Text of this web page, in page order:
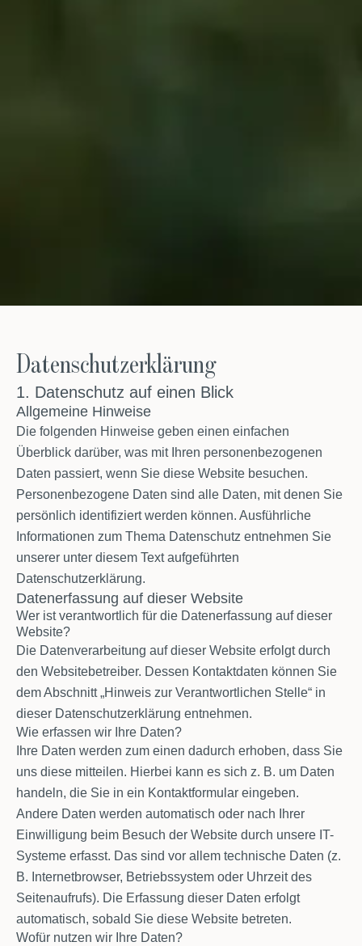
Datenschutzerklärung
1. Datenschutz auf einen Blick
Allgemeine Hinweise
Die folgenden Hinweise geben einen einfachen
Überblick darüber, was mit Ihren personenbezogenen
Daten passiert, wenn Sie diese Website besuchen.
Personenbezogene Daten sind alle Daten, mit denen Sie
persönlich identifiziert werden können. Ausführliche
Informationen zum Thema Datenschutz entnehmen Sie
unserer unter diesem Text aufgeführten
Datenschutzerklärung.
Datenerfassung auf dieser Website
Wer ist verantwortlich für die Datenerfassung auf dieser
Website?
Die Datenverarbeitung auf dieser Website erfolgt durch
den Websitebetreiber. Dessen Kontaktdaten können Sie
dem Abschnitt „Hinweis zur Verantwortlichen Stelle“ in
dieser Datenschutzerklärung entnehmen.
Wie erfassen wir Ihre Daten?
Ihre Daten werden zum einen dadurch erhoben, dass Sie
uns diese mitteilen. Hierbei kann es sich z. B. um Daten
handeln, die Sie in ein Kontaktformular eingeben.
Andere Daten werden automatisch oder nach Ihrer
Einwilligung beim Besuch der Website durch unsere IT-
Systeme erfasst. Das sind vor allem technische Daten (z.
B. Internetbrowser, Betriebssystem oder Uhrzeit des
Seitenaufrufs). Die Erfassung dieser Daten erfolgt
automatisch, sobald Sie diese Website betreten.
Wofür nutzen wir Ihre Daten?